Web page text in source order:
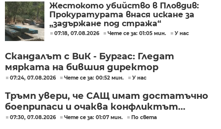
Жестокото убийство в Пловдив:
Прокуратурата внася искане за
„задържане под стража“
07:18, 07.08.2026 Чете се за: 01:05 мин. У нас
Скандалът с ВиК - Бургас: Гледат
мярката на бившия директор
07:24, 07.08.2026 Чете се за: 00:52 мин. У нас
Тръмп увери, че САЩ имат достатъчно
боеприпаси и очаква конфликтът...
07:30, 07.08.2026 Чете се за: 01:07 мин. По света